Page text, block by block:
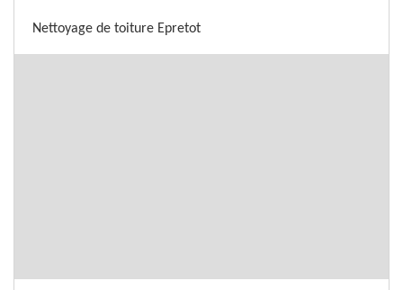
Nettoyage de toiture Epretot